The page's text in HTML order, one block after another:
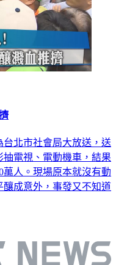
北市社會局大放送，送
電視、電動機車，結果
人。現場原本就沒有動
成意外，事發又不知道